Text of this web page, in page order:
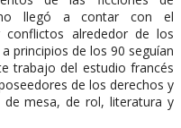
llegó a contar con el
conflictos alrededor de los
principios de los 90 seguían
trabajo del estudio francés
de los derechos y
de mesa, de rol, literatura y